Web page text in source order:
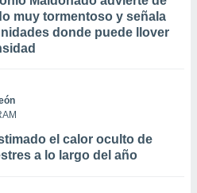
muy tormentoso y señala
donde puede llover
el calor oculto de
a lo largo del año